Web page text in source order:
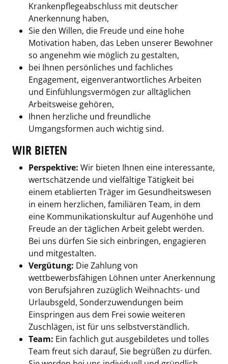
Krankenpflegeabschluss mit deutscher
Anerkennung haben,
Sie den Willen, die Freude und eine hohe
Motivation haben, das Leben unserer Bewohner
so angenehm wie möglich zu gestalten,
bei Ihnen persönliches und fachliches
Engagement, eigenverantwortliches Arbeiten
und Einfühlungsvermögen zur alltäglichen
Arbeitsweise gehören,
Ihnen herzliche und freundliche
Umgangsformen auch wichtig sind.
WIR BIETEN
Perspektive: Wir bieten Ihnen eine interessante,
wertschätzende und vielfältige Tätigkeit bei
einem etablierten Träger im Gesundheitswesen
in einem herzlichen, familiären Team, in dem
eine Kommunikationskultur auf Augenhöhe und
Freude an der täglichen Arbeit gelebt werden.
Bei uns dürfen Sie sich einbringen, engagieren
und mitgestalten.
Vergütung: Die Zahlung von
wettbewerbsfähigen Löhnen unter Anerkennung
von Berufsjahren zuzüglich Weihnachts- und
Urlaubsgeld, Sonderzuwendungen beim
Einspringen aus dem Frei sowie weiteren
Zuschlägen, ist für uns selbstverständlich.
Team: Ein fachlich gut ausgebildetes und tolles
Team freut sich darauf, Sie begrüßen zu dürfen.